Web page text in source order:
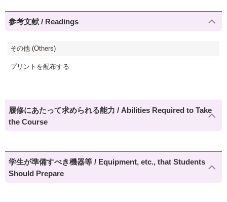
参考文献 / Readings
その他 (Others)
プリントを配布する
履修にあたって求められる能力 / Abilities Required to Take
the Course
学生が準備すべき機器等 / Equipment, etc., that Students
Should Prepare